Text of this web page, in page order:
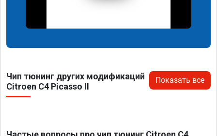
Чип тюнинг других модификаций
Citroen C4 Picasso II
Показать все